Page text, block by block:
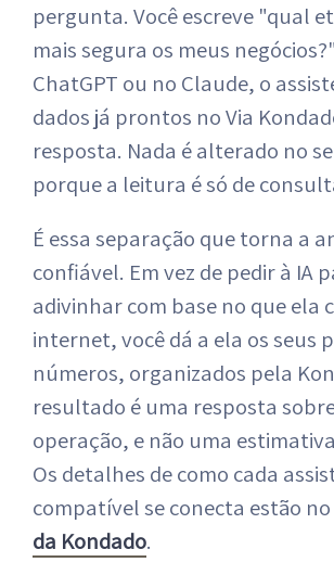
pergunta. Você escreve "qual
mais segura os meus
ChatGPT ou no Claude, o
dados já prontos no Via
resposta. Nada é alterado no
porque a leitura é só de
É essa separação que torna a
confiável. Em vez de pedir à IA
adivinhar com base no que ela
internet, você dá a ela os seus
números, organizados pela
resultado é uma resposta
operação, e não uma
Os detalhes de como cada
compatível se conecta estão no
da Kondado.